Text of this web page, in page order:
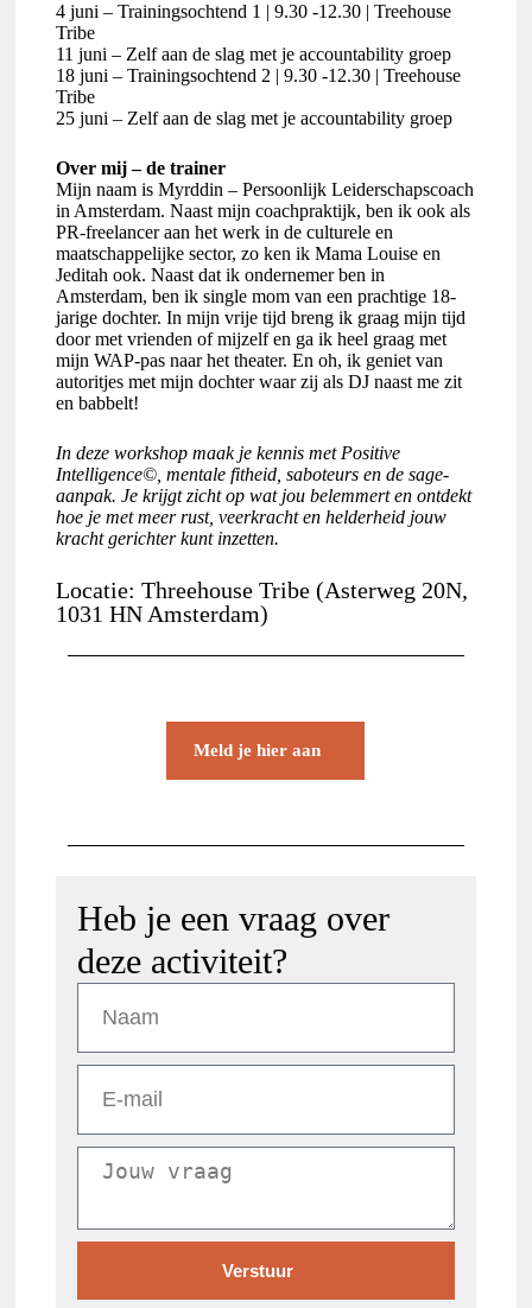
4 juni – Trainingsochtend 1 | 9.30 -12.30 | Treehouse
Tribe
11 juni – Zelf aan de slag met je accountability groep
18 juni – Trainingsochtend 2 | 9.30 -12.30 | Treehouse
Tribe
25 juni – Zelf aan de slag met je accountability groep
Over mij – de trainer
Mijn naam is Myrddin – Persoonlijk Leiderschapscoach
in Amsterdam. Naast mijn coachpraktijk, ben ik ook als
PR-freelancer aan het werk in de culturele en
maatschappelijke sector, zo ken ik Mama Louise en
Jeditah ook. Naast dat ik ondernemer ben in
Amsterdam, ben ik single mom van een prachtige 18-
jarige dochter. In mijn vrije tijd breng ik graag mijn tijd
door met vrienden of mijzelf en ga ik heel graag met
mijn WAP-pas naar het theater. En oh, ik geniet van
autoritjes met mijn dochter waar zij als DJ naast me zit
en babbelt!
In deze workshop maak je kennis met Positive
Intelligence©, mentale fitheid, saboteurs en de sage-
aanpak. Je krijgt zicht op wat jou belemmert en ontdekt
hoe je met meer rust, veerkracht en helderheid jouw
kracht gerichter kunt inzetten.
Locatie: Threehouse Tribe (Asterweg 20N,
1031 HN Amsterdam)
Meld je hier aan
Heb je een vraag over
deze activiteit?
Verstuur